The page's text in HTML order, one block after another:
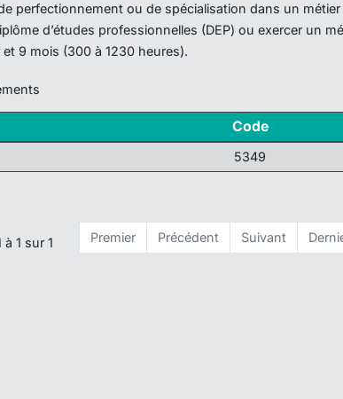
perfectionnement ou de spécialisation dans un
d’études professionnelles (DEP) ou exercer un
et 9 mois (300 à 1230 heures).
Code
5349
1 sur 1 Premier Précédent Suivant